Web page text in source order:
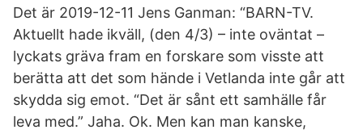
Det är 2019-12-11 Jens Ganman: “BARN-TV.
Aktuellt hade ikväll, (den 4/3) – inte oväntat –
lyckats gräva fram en forskare som visste att
berätta att det som hände i Vetlanda inte går att
skydda sig emot. “Det är sånt ett samhälle får
leva med.” Jaha. Ok. Men kan man kanske,